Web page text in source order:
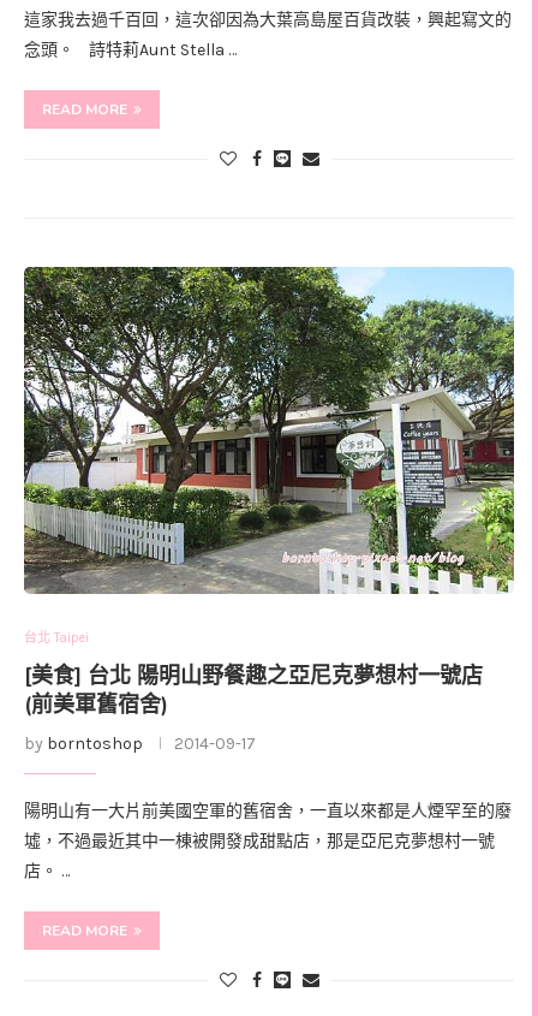
這家我去過千百回，這次卻因為大葉高島屋百貨改裝，興起寫文的
念頭。 詩特莉Aunt Stella …
READ MORE
台北 Taipei
[美食] 台北 陽明山野餐趣之亞尼克夢想村一號店
(前美軍舊宿舍)
by borntoshop 2014-09-17
陽明山有一大片前美國空軍的舊宿舍，一直以來都是人煙罕至的廢
墟，不過最近其中一棟被開發成甜點店，那是亞尼克夢想村一號
店。 …
READ MORE